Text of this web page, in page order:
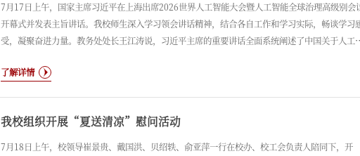
7月17日上午，国家主席习近平在上海出席2026世界人工智能大会暨人工智能全球治理高级别会
开幕式并发表主旨讲话。我校师生深入学习领会讲话精神，结合各自工作和学习实际，畅谈学习
受，凝聚奋进力量。教务处处长王江涛说，习近平主席的重要讲话全面系统阐述了中国关于人工
为我校全面推进人工智能赋能人才培养、进一步提高人才培养质量提供了根本遵循。
了解详情
我校组织开展“夏送清凉”慰问活动
7月18日上午，校领导崔景贵、戴国洪、贝绍轶、俞亚萍一行在校办、校工会负责人陪同下，开